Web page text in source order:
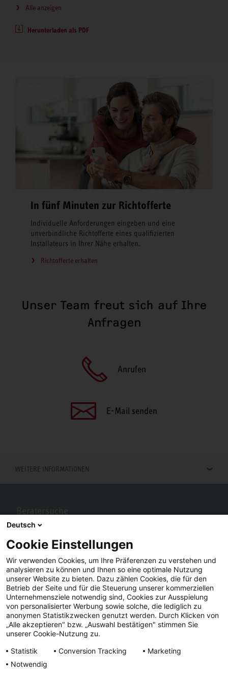
Alle anzeigen
Herunterladen als PDF
In fünf Minuten zur Richtofferte
Individuelle Anforderungen eingeben und eine
unverbindliche Richtofferte eines qualifizierten
Installateurs in Ihrer Nähe erhalten.
Richtofferte erhalten
Unser Team freut sich auf Ihre
Anfragen
Anrufen
E-Mail senden
WEITERE INFORMATIONEN
Berater in Ihrer Nähe gesucht? Mit STIEBEL ELTRON kein Problem.
Facebook YouTube LinkedIn
Instagram
Deutsch
Cookie Einstellungen
Wir verwenden Cookies, um Ihre Präferenzen zu verstehen und
analysieren zu können und Ihnen so eine optimale Nutzung
unserer Website zu bieten. Dazu zählen Cookies, die für den
Betrieb der Seite und für die Steuerung unserer kommerziellen
Unternehmensziele notwendig sind, Cookies zur Ausspielung
von personalisierter Werbung sowie solche, die lediglich zu
anonymen Statistikzwecken genutzt werden. Durch Klicken von
„Alle akzeptieren" bzw. „Auswahl bestätigen" stimmen Sie
unserer Cookie-Nutzung zu.
Statistik
Conversion Tracking
Marketing
Notwendig